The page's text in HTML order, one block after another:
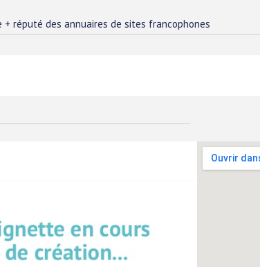
+ réputé des annuaires de sites francophones